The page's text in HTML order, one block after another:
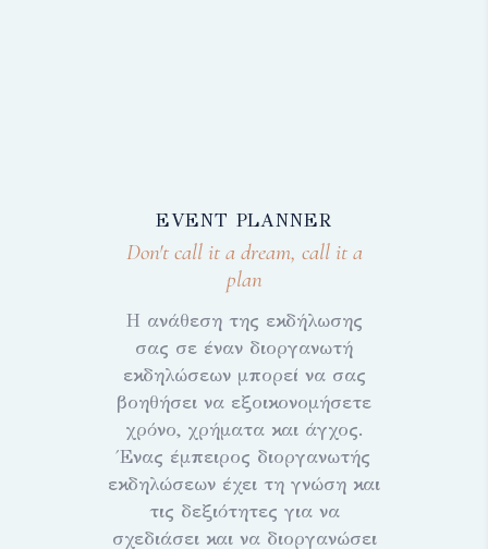
EVENT PLANNER
Don't call it a dream, call it a
plan
Η ανάθεση της εκδήλωσης
σας σε έναν διοργανωτή
εκδηλώσεων μπορεί να σας
βοηθήσει να εξοικονομήσετε
χρόνο, χρήματα και άγχος.
Ένας έμπειρος διοργανωτής
εκδηλώσεων έχει τη γνώση και
τις δεξιότητες για να
σχεδιάσει και να διοργανώσει